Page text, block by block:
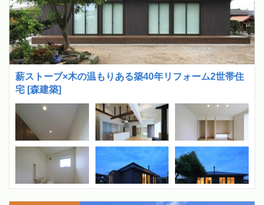
薪ストーブ×木の温もりある築40年リフォーム2世帯住
宅 [森建築]